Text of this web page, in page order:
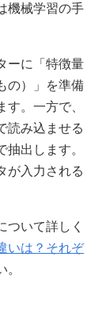
機械学習の手
ーに「特徴量
の）」を準備
。一方で、
読み込ませる
出します。
が入力される
いて詳しく
いは？それぞ
。